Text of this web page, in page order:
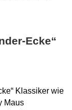
Ecke“
Klassiker wie
Maus